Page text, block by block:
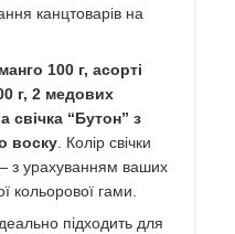
канцтоварів на
100 г, асорті
г, 2 медових
свічка “Бутон” з
воску. Колір свічки
з урахуванням ваших
кольорової гами.
підходить для